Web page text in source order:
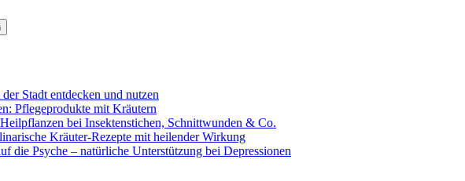
Stadt entdecken und nutzen
Pflegeprodukte mit Kräutern
bei Insektenstichen, Schnittwunden & Co.
Kräuter-Rezepte mit heilender Wirkung
die Psyche – natürliche Unterstützung bei Depressionen